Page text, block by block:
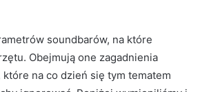
soundbarów, na które
Obejmują one zagadnienia
które na co dzień się tym tematem